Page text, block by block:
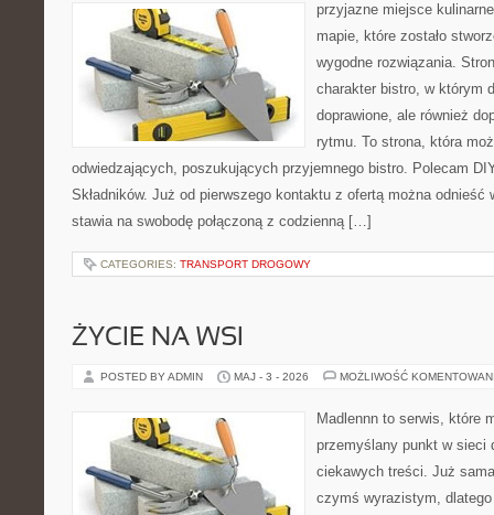
przyjazne miejsce
mapie, które zostało
wygodne rozwiązania.
charakter bistro, w którym
doprawione, ale również
rytmu. To strona, która
odwiedzających, poszukujących przyjemnego bistro. Polecam
Składników. Już od pierwszego kontaktu z ofertą można odnieść
stawia na swobodę połączoną z codzienną […]
CATEGORIES: TRANSPORT DROGOWY
ŻYCIE NA WSI
POSTED BY ADMIN MAJ - 3 - 2026 MOŻLIWOŚĆ
Madlennn to serwis, które
przemyślany punkt w sieci
ciekawych treści. Już
czymś wyrazistym,